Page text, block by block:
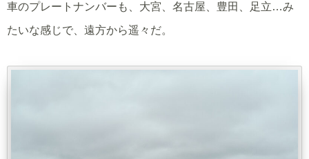
車のプレートナンバーも、大宮、名古屋、豊田、足立…み
たいな感じで、遠方から遥々だ。